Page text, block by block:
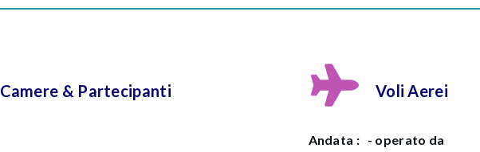
Camere & Partecipanti Voli Aerei
Andata : - operato da